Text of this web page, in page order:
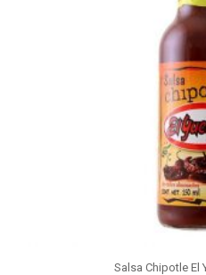
Salsa Chipotle El